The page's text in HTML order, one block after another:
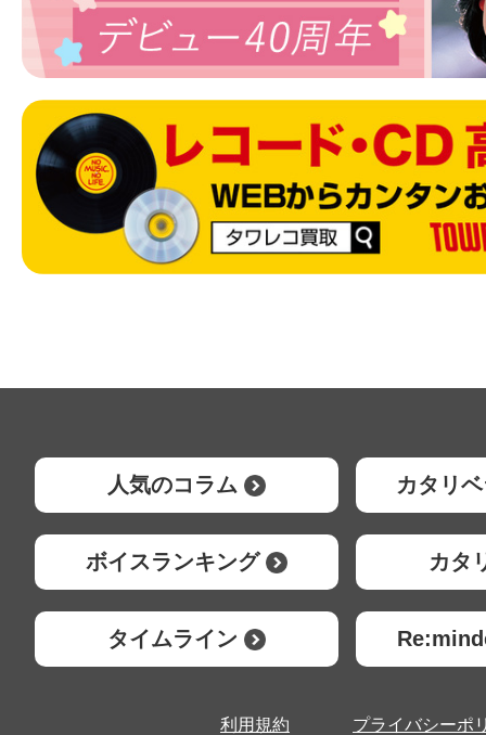
人気のコラム カタリ
ボイスランキング カタ
タイムライン
利用規約 プライバシーポ